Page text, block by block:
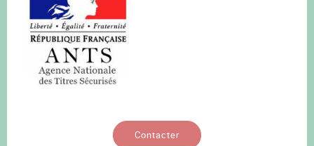
Contacter